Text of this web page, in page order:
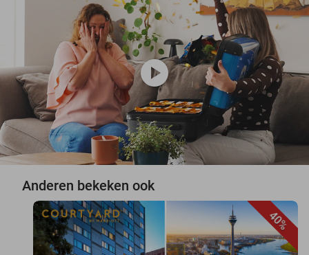
play_circle
Anderen bekeken ook
40%